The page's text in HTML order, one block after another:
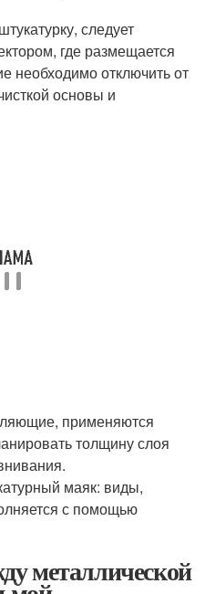
следует
где размещается
необходимо отключить от
основы и
применяются
толщину слоя
маяк: виды,
с помощью
металлической